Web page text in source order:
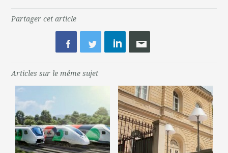
Partager cet article
Articles sur le même sujet